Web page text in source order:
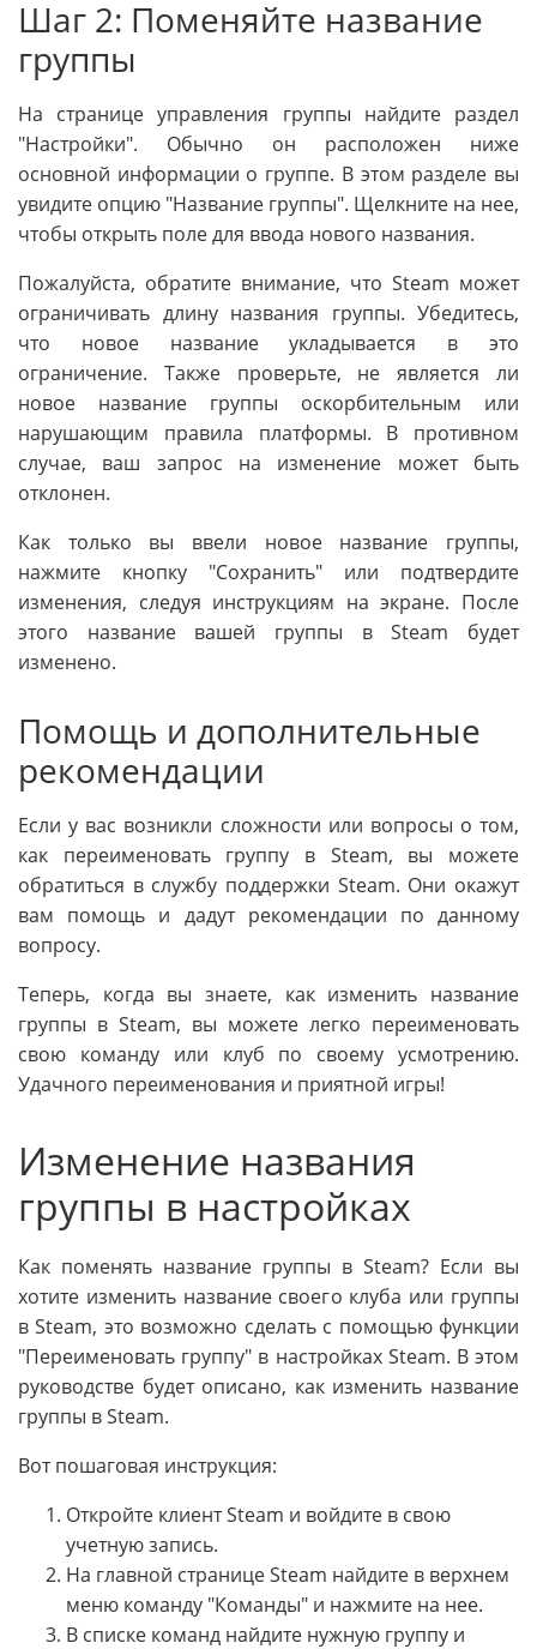
Шаг 2: Поменяйте название
группы
На странице управления группы найдите раздел
"Настройки". Обычно он расположен ниже
основной информации о группе. В этом разделе вы
увидите опцию "Название группы". Щелкните на нее,
чтобы открыть поле для ввода нового названия.
Пожалуйста, обратите внимание, что Steam может
ограничивать длину названия группы. Убедитесь,
что новое название укладывается в это
ограничение. Также проверьте, не является ли
новое название группы оскорбительным или
нарушающим правила платформы. В противном
случае, ваш запрос на изменение может быть
отклонен.
Как только вы ввели новое название группы,
нажмите кнопку "Сохранить" или подтвердите
изменения, следуя инструкциям на экране. После
этого название вашей группы в Steam будет
изменено.
Помощь и дополнительные
рекомендации
Если у вас возникли сложности или вопросы о том,
как переименовать группу в Steam, вы можете
обратиться в службу поддержки Steam. Они окажут
вам помощь и дадут рекомендации по данному
вопросу.
Теперь, когда вы знаете, как изменить название
группы в Steam, вы можете легко переименовать
свою команду или клуб по своему усмотрению.
Удачного переименования и приятной игры!
Изменение названия
группы в настройках
Как поменять название группы в Steam? Если вы
хотите изменить название своего клуба или группы
в Steam, это возможно сделать с помощью функции
"Переименовать группу" в настройках Steam. В этом
руководстве будет описано, как изменить название
группы в Steam.
Вот пошаговая инструкция:
Откройте клиент Steam и войдите в свою
учетную запись.
На главной странице Steam найдите в верхнем
меню команду "Команды" и нажмите на нее.
В списке команд найдите нужную группу и